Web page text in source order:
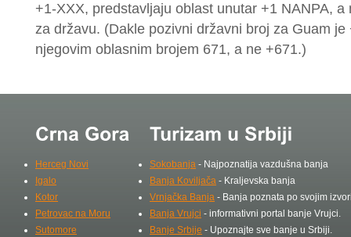
+1-XXX, predstavljaju oblast unutar +1 NANPA,
za državu. (Dakle pozivni državni broj za Guam je
njegovim oblasnim brojem 671, a ne +671.)
Herceg Novi
Igalo
Kotor
Petrovac na Moru
Sutomore
Sokobanja - Najpoznatija vazdušna banja
Banja Koviljača - Kraljevska banja
Vrnjačka Banja - Banja poznata po svojim
Banja Vrujci - informativni portal banje Vrujci.
Banje Srbije - Upoznajte sve banje u Srbiji.